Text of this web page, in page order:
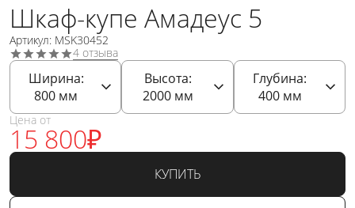
Шкаф-купе Амадеус 5
Артикул: MSK30452
4 отзыва
Ширина:
800 мм
Высота:
2000мм
Глубина:
400мм
Цена от
15 800₽
КУПИТЬ